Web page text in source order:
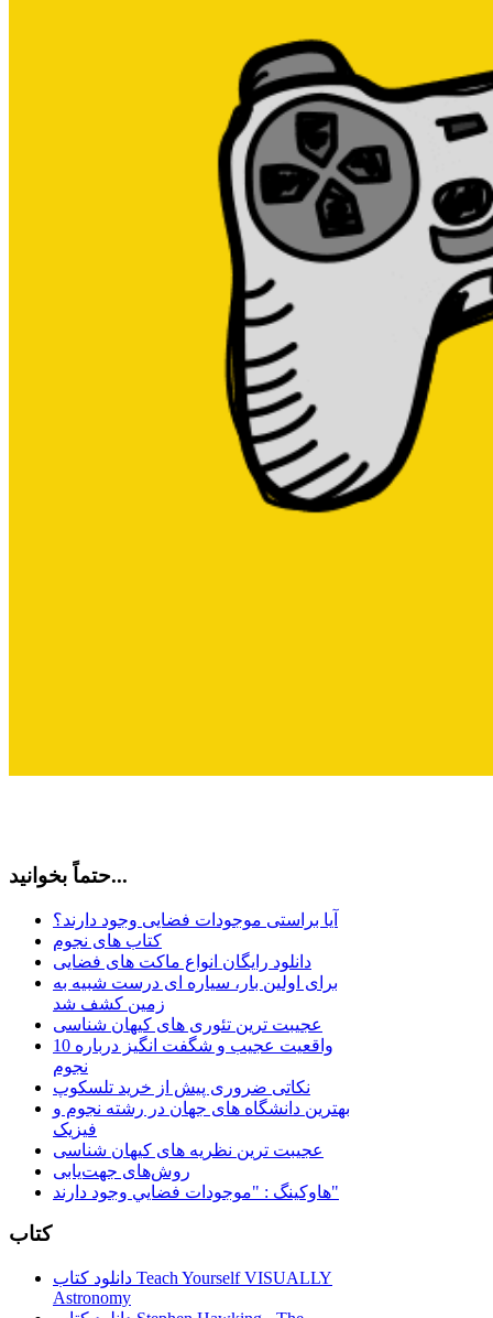
حتماً بخوانید...
آیا براستی موجودات فضایی وجود دارند؟
کتاب های نجوم
دانلود رایگان انواع ماکت های فضایی
برای اولین بار، سیاره ای درست شبیه به
زمین کشف شد
عجیبت ترین تئوری های کیهان شناسی
10 واقعیت عجیب و شگفت انگیز درباره
نجوم
نکاتی ضروری پیش از خرید تلسکوپ
بهترین دانشگاه های جهان در رشته نجوم و
فیزیک
عجیبت ترین نظریه های کیهان شناسی
روش‌های جهت‌یابی
هاوكينگ : "موجودات فضايي وجود دارند"
کتاب
دانلود کتاب Teach Yourself VISUALLY
Astronomy